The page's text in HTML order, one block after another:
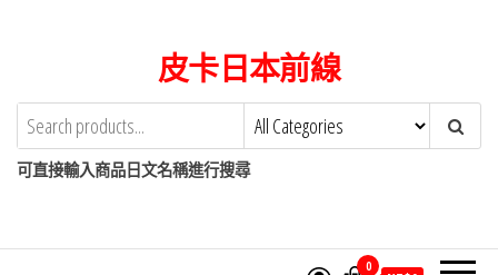
content
皮卡日本前線
可直接輸入商品日文名稱進行搜尋
0